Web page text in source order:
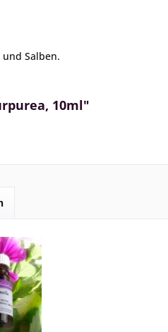
Salben.
10ml"